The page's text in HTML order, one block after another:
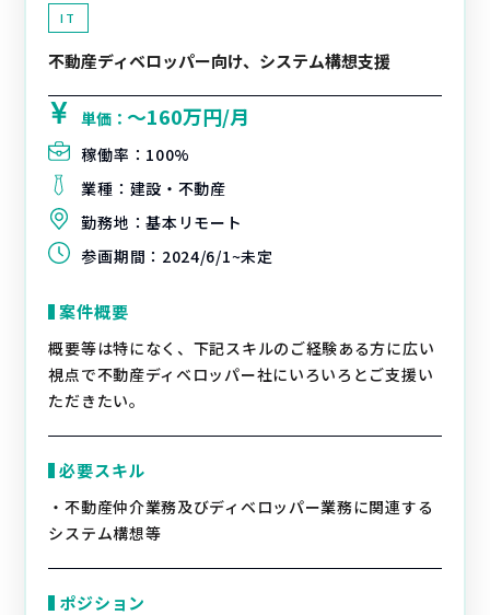
IT
不動産ディベロッパー向け、システム構想支援
単価：〜160万円/月
稼働率： 100%
業種： 建設・不動産
勤務地：基本リモート
参画期間： 2024/6/1~未定
案件概要
概要等は特になく、下記スキルのご経験ある方に広い
視点で不動産ディベロッパー社にいろいろとご支援い
ただきたい。
必要スキル
・不動産仲介業務及びディベロッパー業務に関連する
システム構想等
ポジション